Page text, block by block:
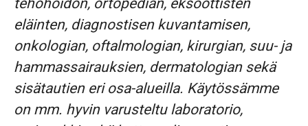
tehohoidon, ortopedian, eksoottisten
eläinten, diagnostisen kuvantamisen,
onkologian, oftalmologian, kirurgian, suu- ja
hammassairauksien, dermatologian sekä
sisätautien eri osa-alueilla. Käytössämme
on mm. hyvin varusteltu laboratorio,